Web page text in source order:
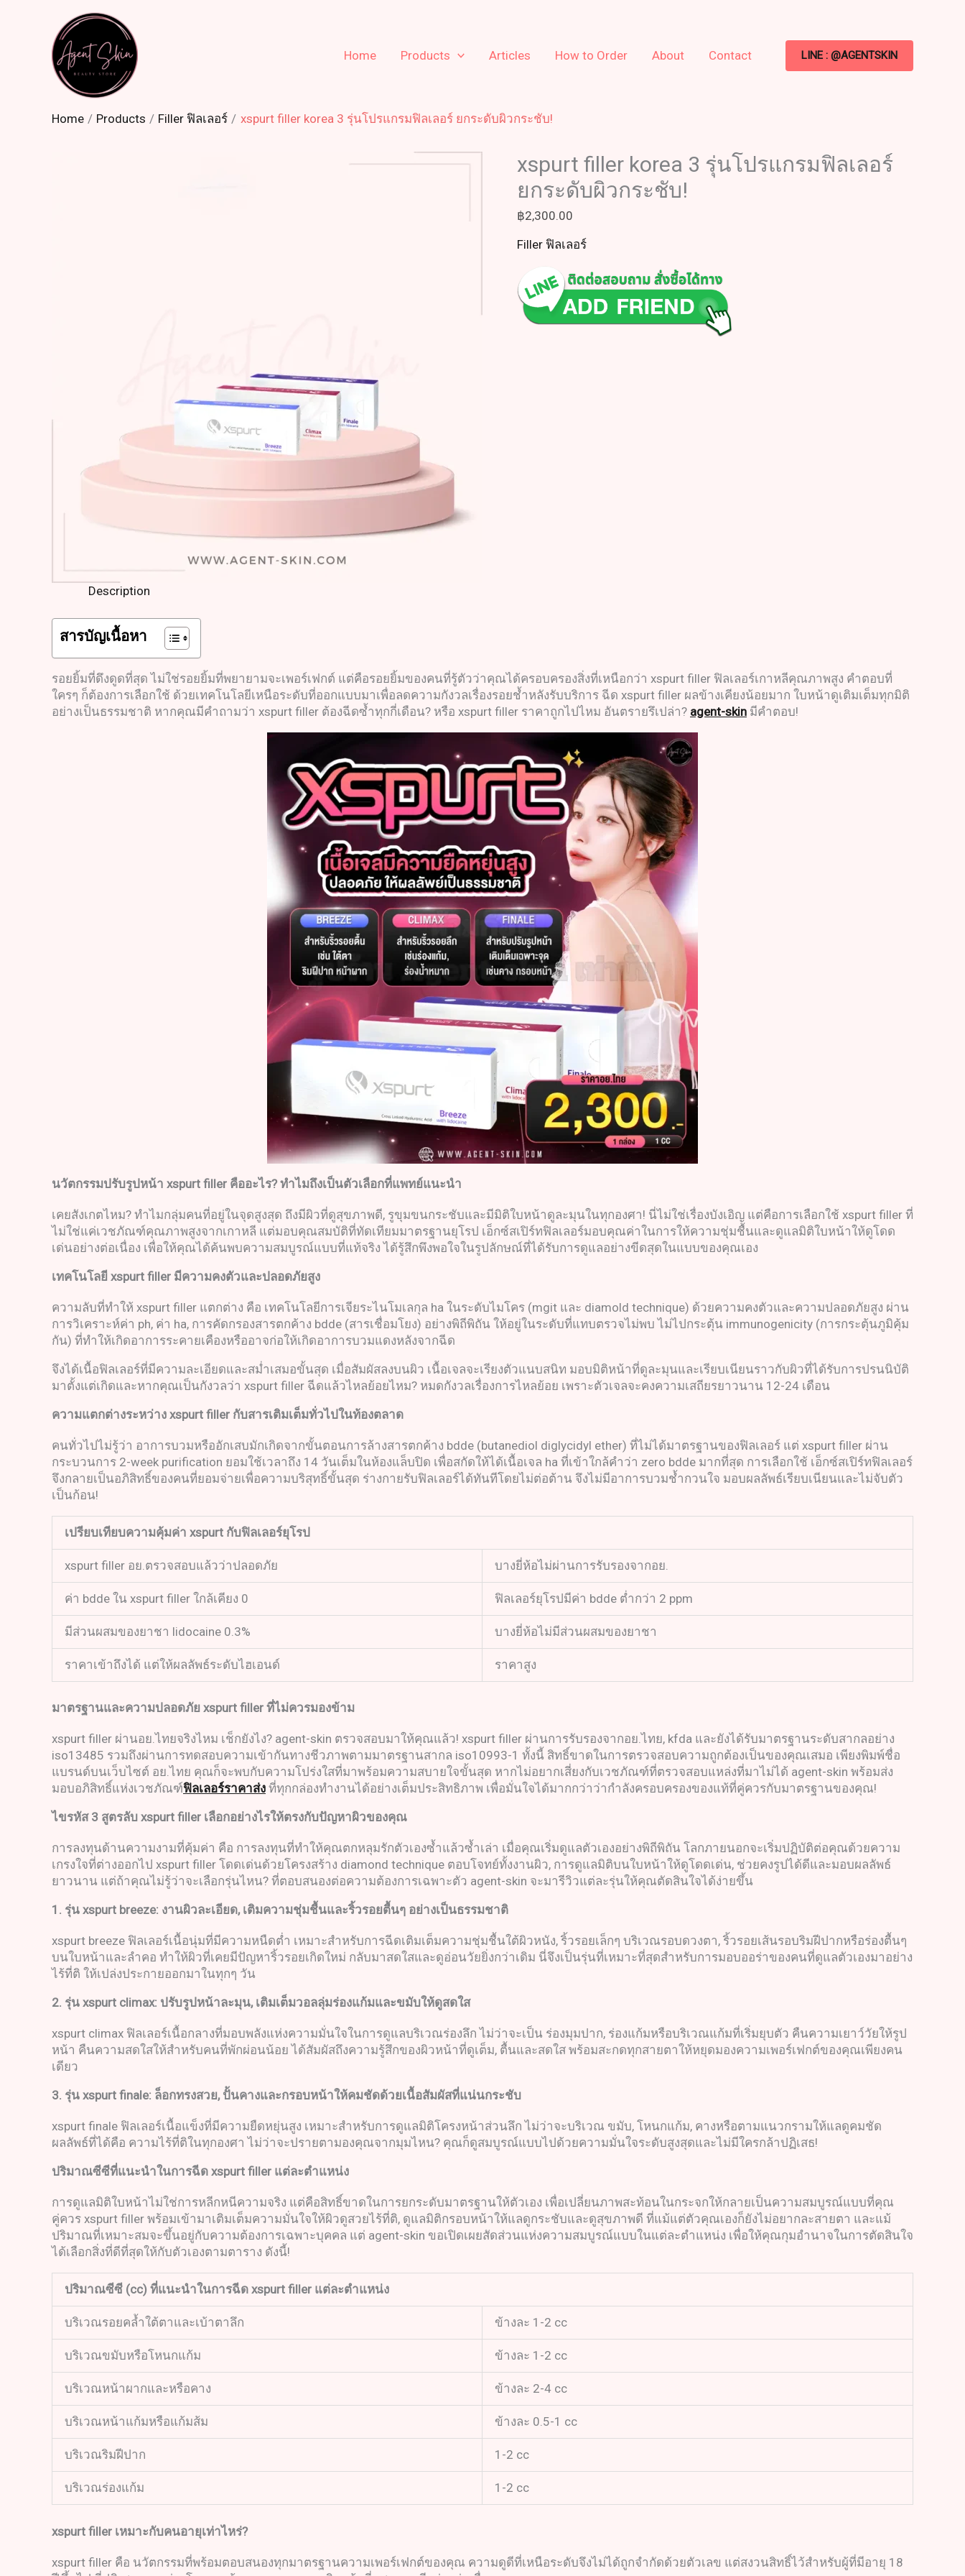
Home
Products Articles How to Order About Contact LINE : @AGENTSKIN
Home Products Filler ฟิลเลอร์ xspurt filler korea 3 รุ่นโปรแกรมฟิลเลอร์ ยกระดับผิวกระชับ!
xspurt filler korea 3 รุ่นโปรแกรมฟิลเลอร์
ยกระดับผิวกระชับ!
฿2,300.00
Filler ฟิลเลอร์
Description
สารบัญเนื้อหา
รอยยิ้มที่ดึงดูดที่สุด ไม่ใช่รอยยิ้มที่พยายามจะเพอร์เฟกต์ แต่คือรอยยิ้มของคนที่รู้ตัวว่าคุณได้ครอบครองสิ่งที่เหนือกว่า xspurt filler ฟิลเลอร์เกาหลีคุณภาพสูง คำตอบที่
ใครๆ ก็ต้องการเลือกใช้ ด้วยเทคโนโลยีเหนือระดับที่ออกแบบมาเพื่อลดความกังวลเรื่องรอยช้ำหลังรับบริการ ฉีด xspurt filler ผลข้างเคียงน้อยมาก ใบหน้าดูเติมเต็มทุกมิติ
อย่างเป็นธรรมชาติ หากคุณมีคำถามว่า xspurt filler ต้องฉีดซ้ำทุกกี่เดือน? หรือ xspurt filler ราคาถูกไปไหม อันตรายรึเปล่า? agent-skin มีคำตอบ!
นวัตกรรมปรับรูปหน้า xspurt filler คืออะไร? ทำไมถึงเป็นตัวเลือกที่แพทย์แนะนำ
เคยสังเกตไหม? ทำไมกลุ่มคนที่อยู่ในจุดสูงสุด ถึงมีผิวที่ดูสุขภาพดี, รูขุมขนกระชับและมีมิติใบหน้าดูละมุนในทุกองศา! นี่ไม่ใช่เรื่องบังเอิญ แต่คือการเลือกใช้ xspurt filler ที่
ไม่ใช่แค่เวชภัณฑ์คุณภาพสูงจากเกาหลี แต่มอบคุณสมบัติที่ทัดเทียมมาตรฐานยุโรป เอ็กซ์สเปิร์ทฟิลเลอร์มอบคุณค่าในการให้ความชุ่มชื้นและดูแลมิติใบหน้าให้ดูโดด
เด่นอย่างต่อเนื่อง เพื่อให้คุณได้ค้นพบความสมบูรณ์แบบที่แท้จริง ได้รู้สึกพึงพอใจในรูปลักษณ์ที่ได้รับการดูแลอย่างขีดสุดในแบบของคุณเอง
เทคโนโลยี xspurt filler มีความคงตัวและปลอดภัยสูง
ความลับที่ทำให้ xspurt filler แตกต่าง คือ เทคโนโลยีการเจียระไนโมเลกุล ha ในระดับไมโคร (mgit และ diamold technique) ด้วยความคงตัวและความปลอดภัยสูง ผ่าน
การวิเคราะห์ค่า ph, ค่า ha, การคัดกรองสารตกค้าง bdde (สารเชื่อมโยง) อย่างพิถีพิถัน ให้อยู่ในระดับที่แทบตรวจไม่พบ ไม่ไปกระตุ้น immunogenicity (การกระตุ้นภูมิคุ้ม
กัน) ที่ทำให้เกิดอาการระคายเคืองหรืออาจก่อให้เกิดอาการบวมแดงหลังจากฉีด
จึงได้เนื้อฟิลเลอร์ที่มีความละเอียดและสม่ำเสมอขั้นสุด เมื่อสัมผัสลงบนผิว เนื้อเจลจะเรียงตัวแนบสนิท มอบมิติหน้าที่ดูละมุนและเรียบเนียนราวกับผิวที่ได้รับการปรนนิบัติ
มาตั้งแต่เกิดและหากคุณเป็นกังวลว่า xspurt filler ฉีดแล้วไหลย้อยไหม? หมดกังวลเรื่องการไหลย้อย เพราะตัวเจลจะคงความเสถียรยาวนาน 12-24 เดือน
ความแตกต่างระหว่าง xspurt filler กับสารเติมเต็มทั่วไปในท้องตลาด
คนทั่วไปไม่รู้ว่า อาการบวมหรืออักเสบมักเกิดจากขั้นตอนการล้างสารตกค้าง bdde (butanediol diglycidyl ether) ที่ไม่ได้มาตรฐานของฟิลเลอร์ แต่ xspurt filler ผ่าน
กระบวนการ 2-week purification ยอมใช้เวลาถึง 14 วันเต็มในห้องแล็บปิด เพื่อสกัดให้ได้เนื้อเจล ha ที่เข้าใกล้คำว่า zero bdde มากที่สุด การเลือกใช้ เอ็กซ์สเปิร์ทฟิลเลอร์
จึงกลายเป็นอภิสิทธิ์ของคนที่ยอมจ่ายเพื่อความบริสุทธิ์ขั้นสุด ร่างกายรับฟิลเลอร์ได้ทันทีโดยไม่ต่อต้าน จึงไม่มีอาการบวมช้ำกวนใจ มอบผลลัพธ์เรียบเนียนและไม่จับตัว
เป็นก้อน!
เปรียบเทียบความคุ้มค่า xspurt กับฟิลเลอร์ยุโรป
xspurt filler อย.ตรวจสอบแล้วว่าปลอดภัย บางยี่ห้อไม่ผ่านการรับรองจากอย.
ค่า bdde ใน xspurt filler ใกล้เคียง 0 ฟิลเลอร์ยุโรปมีค่า bdde ต่ำกว่า 2 ppm
มีส่วนผสมของยาชา lidocaine 0.3% บางยี่ห้อไม่มีส่วนผสมของยาชา
ราคาเข้าถึงได้ แต่ให้ผลลัพธ์ระดับไฮเอนด์ ราคาสูง
มาตรฐานและความปลอดภัย xspurt filler ที่ไม่ควรมองข้าม
xspurt filler ผ่านอย.ไทยจริงไหม เช็กยังไง? agent-skin ตรวจสอบมาให้คุณแล้ว! xspurt filler ผ่านการรับรองจากอย.ไทย, kfda และยังได้รับมาตรฐานระดับสากลอย่าง
iso13485 รวมถึงผ่านการทดสอบความเข้ากันทางชีวภาพตามมาตรฐานสากล iso10993-1 ทั้งนี้ สิทธิ์ขาดในการตรวจสอบความถูกต้องเป็นของคุณเสมอ เพียงพิมพ์ชื่อ
แบรนด์บนเว็บไซต์ อย.ไทย คุณก็จะพบกับความโปร่งใสที่มาพร้อมความสบายใจขั้นสุด หากไม่อยากเสี่ยงกับเวชภัณฑ์ที่ตรวจสอบแหล่งที่มาไม่ได้ agent-skin พร้อมส่ง
มอบอภิสิทธิ์แห่งเวชภัณฑ์ฟิลเลอร์ราคาส่ง ที่ทุกกล่องทำงานได้อย่างเต็มประสิทธิภาพ เพื่อมั่นใจได้มากกว่าว่ากำลังครอบครองของแท้ที่คู่ควรกับมาตรฐานของคุณ!
ไขรหัส 3 สูตรลับ xspurt filler เลือกอย่างไรให้ตรงกับปัญหาผิวของคุณ
การลงทุนด้านความงามที่คุ้มค่า คือ การลงทุนที่ทำให้คุณตกหลุมรักตัวเองซ้ำแล้วซ้ำเล่า เมื่อคุณเริ่มดูแลตัวเองอย่างพิถีพิถัน โลกภายนอกจะเริ่มปฏิบัติต่อคุณด้วยความ
เกรงใจที่ต่างออกไป xspurt filler โดดเด่นด้วยโครงสร้าง diamond technique ตอบโจทย์ทั้งงานผิว, การดูแลมิติบนใบหน้าให้ดูโดดเด่น, ช่วยคงรูปได้ดีและมอบผลลัพธ์
ยาวนาน แต่ถ้าคุณไม่รู้ว่าจะเลือกรุ่นไหน? ที่ตอบสนองต่อความต้องการเฉพาะตัว agent-skin จะมารีวิวแต่ละรุ่นให้คุณตัดสินใจได้ง่ายขึ้น
1. รุ่น xspurt breeze: งานผิวละเอียด, เติมความชุ่มชื้นและริ้วรอยตื้นๆ อย่างเป็นธรรมชาติ
xspurt breeze ฟิลเลอร์เนื้อนุ่มที่มีความหนืดต่ำ เหมาะสำหรับการฉีดเติมเต็มความชุ่มชื้นใต้ผิวหนัง, ริ้วรอยเล็กๆ บริเวณรอบดวงตา, ริ้วรอยเส้นรอบริมฝีปากหรือร่องตื้นๆ
บนใบหน้าและลำคอ ทำให้ผิวที่เคยมีปัญหาริ้วรอยเกิดใหม่ กลับมาสดใสและดูอ่อนวัยยิ่งกว่าเดิม นี่จึงเป็นรุ่นที่เหมาะที่สุดสำหรับการมอบออร่าของคนที่ดูแลตัวเองมาอย่าง
ไร้ที่ติ ให้เปล่งประกายออกมาในทุกๆ วัน
2. รุ่น xspurt climax: ปรับรูปหน้าละมุน, เติมเต็มวอลลุ่มร่องแก้มและขมับให้ดูสดใส
xspurt climax ฟิลเลอร์เนื้อกลางที่มอบพลังแห่งความมั่นใจในการดูแลบริเวณร่องลึก ไม่ว่าจะเป็น ร่องมุมปาก, ร่องแก้มหรือบริเวณแก้มที่เริ่มยุบตัว คืนความเยาว์วัยให้รูป
หน้า คืนความสดใสให้สำหรับคนที่พักผ่อนน้อย ได้สัมผัสถึงความรู้สึกของผิวหน้าที่ดูเต็ม, ตื้นและสดใส พร้อมสะกดทุกสายตาให้หยุดมองความเพอร์เฟกต์ของคุณเพียงคน
เดียว
3. รุ่น xspurt finale: ล็อกทรงสวย, ปั้นคางและกรอบหน้าให้คมชัดด้วยเนื้อสัมผัสที่แน่นกระชับ
xspurt finale ฟิลเลอร์เนื้อแข็งที่มีความยืดหยุ่นสูง เหมาะสำหรับการดูแลมิติโครงหน้าส่วนลึก ไม่ว่าจะบริเวณ ขมับ, โหนกแก้ม, คางหรือตามแนวกรามให้แลดูคมชัด
ผลลัพธ์ที่ได้คือ ความไร้ที่ติในทุกองศา ไม่ว่าจะปรายตามองคุณจากมุมไหน? คุณก็ดูสมบูรณ์แบบไปด้วยความมั่นใจระดับสูงสุดและไม่มีใครกล้าปฏิเสธ!
ปริมาณซีซีที่แนะนำในการฉีด xspurt filler แต่ละตำแหน่ง
การดูแลมิติใบหน้าไม่ใช่การหลีกหนีความจริง แต่คือสิทธิ์ขาดในการยกระดับมาตรฐานให้ตัวเอง เพื่อเปลี่ยนภาพสะท้อนในกระจกให้กลายเป็นความสมบูรณ์แบบที่คุณ
คู่ควร xspurt filler พร้อมเข้ามาเติมเต็มความมั่นใจให้ผิวดูสวยไร้ที่ติ, ดูแลมิติกรอบหน้าให้แลดูกระชับและดูสุขภาพดี ที่แม้แต่ตัวคุณเองก็ยังไม่อยากละสายตา และแม้
ปริมาณที่เหมาะสมจะขึ้นอยู่กับความต้องการเฉพาะบุคคล แต่ agent-skin ขอเปิดเผยสัดส่วนแห่งความสมบูรณ์แบบในแต่ละตำแหน่ง เพื่อให้คุณกุมอำนาจในการตัดสินใจ
ได้เลือกสิ่งที่ดีที่สุดให้กับตัวเองตามตาราง ดังนี้!
ปริมาณซีซี (cc) ที่แนะนำในการฉีด xspurt filler แต่ละตำแหน่ง
บริเวณรอยคล้ำใต้ตาและเบ้าตาลึก ข้างละ 1-2 cc
บริเวณขมับหรือโหนกแก้ม ข้างละ 1-2 cc
บริเวณหน้าผากและหรือคาง ข้างละ 2-4 cc
บริเวณหน้าแก้มหรือแก้มส้ม ข้างละ 0.5-1 cc
บริเวณริมฝีปาก 1-2 cc
บริเวณร่องแก้ม 1-2 cc
xspurt filler เหมาะกับคนอายุเท่าไหร่?
xspurt filler คือ นวัตกรรมที่พร้อมตอบสนองทุกมาตรฐานความเพอร์เฟกต์ของคุณ ความดูดีที่เหนือระดับจึงไม่ได้ถูกจำกัดด้วยตัวเลข แต่สงวนสิทธิ์ไว้สำหรับผู้ที่มีอายุ 18